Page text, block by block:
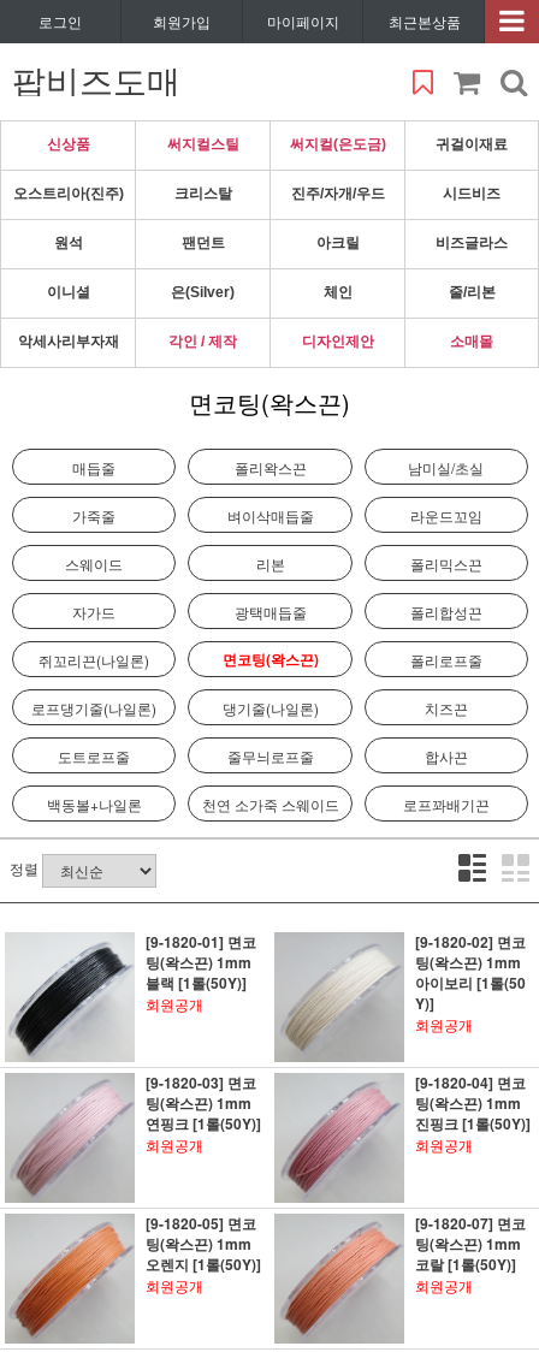
로그인 회원가입 마이페이지 최근본상품
팝비즈도매
신상품 써지컬스틸 써지컬(은도금) 귀걸이재료
오스트리아(진주) 크리스탈 진주/자개/우드 시드비즈
원석 팬던트 아크릴 비즈글라스
이니셜 은(Silver) 체인 줄/리본
악세사리부자재 각인 / 제작 디자인제안 소매몰
면코팅(왁스끈)
매듭줄 폴리왁스끈 남미실/초실
가죽줄 벼이삭매듭줄 라운드꼬임
스웨이드 리본 폴리믹스끈
자가드 광택매듭줄 폴리합성끈
쥐꼬리끈(나일론) 면코팅(왁스끈) 폴리로프줄
로프댕기줄(나일론) 댕기줄(나일론) 치즈끈
도트로프줄 줄무늬로프줄 합사끈
백동볼+나일론 천연 소가죽 스웨이드 로프꽈배기끈
정렬
[9-1820-01] 면코
팅(왁스끈) 1mm
블랙 [1롤(50Y)]
회원공개
[9-1820-02] 면코
팅(왁스끈) 1mm
아이보리 [1롤(50
Y)]
회원공개
[9-1820-03] 면코
팅(왁스끈) 1mm
연핑크 [1롤(50Y)]
회원공개
[9-1820-04] 면코
팅(왁스끈) 1mm
진핑크 [1롤(50Y)]
회원공개
[9-1820-05] 면코
팅(왁스끈) 1mm
오렌지 [1롤(50Y)]
회원공개
[9-1820-07] 면코
팅(왁스끈) 1mm
코랄 [1롤(50Y)]
회원공개